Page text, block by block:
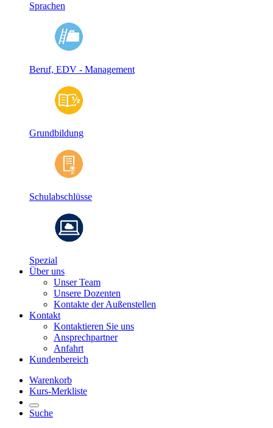
Sprachen
Beruf, EDV - Management
Grundbildung
Schulabschlüsse
Spezial
Über uns
Unser Team
Unsere Dozenten
Kontakte der Außenstellen
Kontakt
Kontaktieren Sie uns
Ansprechpartner
Anfahrt
Kundenbereich
Warenkorb
Kurs-Merkliste
Suche